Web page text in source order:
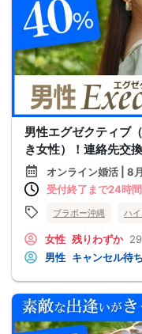
男性エグゼクティブ
き女性）！連絡先交
オンライン婚活 | 8
受付終了まで24時間
ブラボー沖縄 ハ
女性 残りわずか
男性 キャンセル待ち